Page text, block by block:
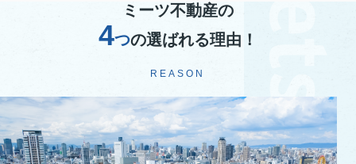
ミーツ不動産の
4つの選ばれる理由！
REASON